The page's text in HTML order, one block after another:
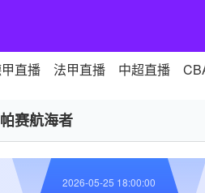
直播 法甲直播 中超直播
赛航海者
2026-05-25 18:00:00